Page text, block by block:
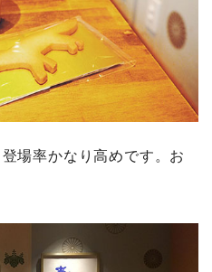
場率かなり高めです。お